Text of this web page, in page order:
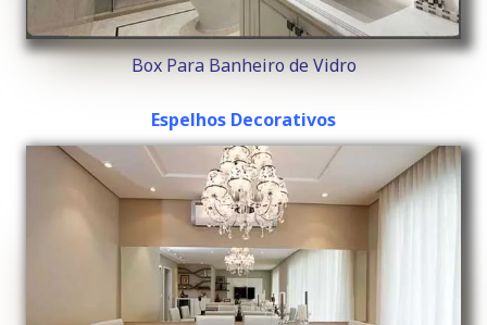
Box Para Banheiro de Vidro
Espelhos Decorativos